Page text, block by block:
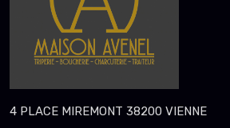
4 PLACE MIREMONT 38200 VIENNE